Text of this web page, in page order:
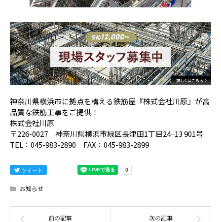
神奈川県横浜市に拠点を構える鉄筋屋『株式会社川原』が高
品質な鉄筋工事をご提供！
株式会社川原
〒226-0027 神奈川県横浜市緑区長津田1丁目24−13 901号
TEL：045-983-2890 FAX：045-983-2899
ツイート
お知らせ